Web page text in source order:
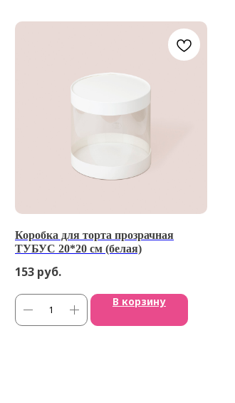
Коробка для торта прозрачная
ТУБУС 20*20 см (белая)
153 руб.
В корзину